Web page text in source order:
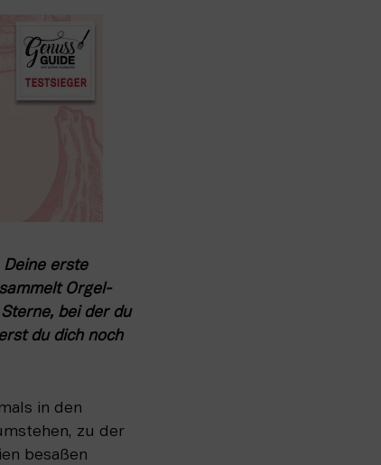
Deine erste
Orgel-
bei der du
du dich noch
in den
zu der
besaßen